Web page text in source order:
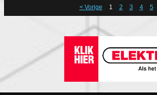
< Vorige 1 2 3 4 5